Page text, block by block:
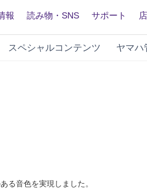
報 読み物・SNS サポート
スペシャルコンテンツ ヤマハ
る音色を実現しました。